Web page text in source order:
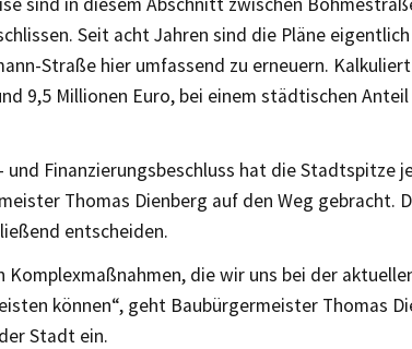
Seit acht Jahren sind die Pläne
Straße hier umfassend zu erneuern.
9,5 Millionen Euro, bei einem städtischen Anteil
und Finanzierungsbeschluss hat die Stadtspitze
Thomas Dienberg auf den Weg gebracht.
entscheiden.
Komplexmaßnahmen, die wir uns bei der
können“, geht Baubürgermeister Thomas
Stadt ein.